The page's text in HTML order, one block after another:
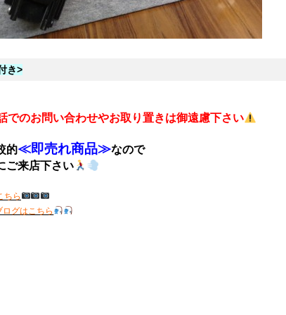
き>
でのお問い合わせやお取り置きは御遠慮下さい
的≪即売れ商品≫なので
ご来店下さい
ちら
グはこちら